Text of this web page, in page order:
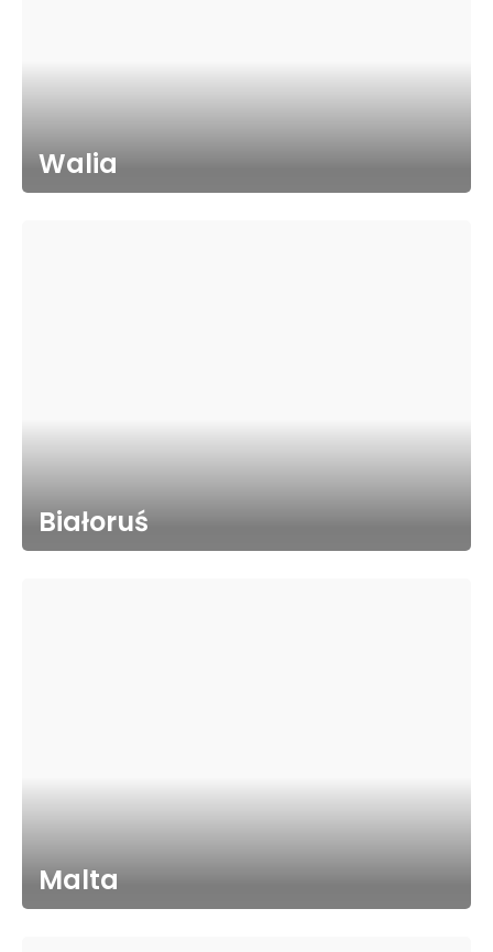
Walia
Białoruś
Malta